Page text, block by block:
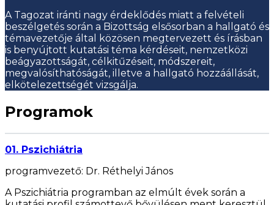
A Tagozat iránti nagy érdeklődés miatt a felvételi
beszélgetés során a Bizottság elsősorban a hallgató és
témavezetője által közösen megtervezett és írásban
is benyújtott kutatási téma kérdéseit, nemzetközi
beágyazottságát, célkitűzéseit, módszereit,
megvalósíthatóságát, illetve a hallgató hozzáállását,
elkötelezettségét vizsgálja.
Programok
01. Pszichiátria
programvezető: Dr. Réthelyi János
A Pszichiátria programban az elmúlt évek során a